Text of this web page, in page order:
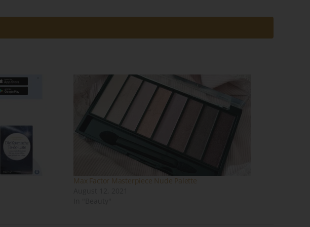
Max Factor Masterpiece Nude Palette
Person, Behörde,
Unionsrecht oder dem
Daten
Behörde, Einrichtung
dem
den Personen, die
Verantwortlichen oder des
Daten zu